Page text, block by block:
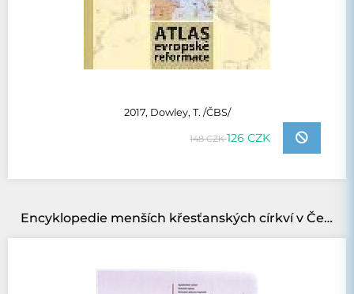
2017, Dowley, T. /ČBS/
148 CZK126 CZK
Encyklopedie menších křesťanských církví v České republice